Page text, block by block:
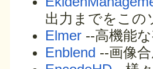
出力までをこの
Elmer --高機能
Enblend --画像